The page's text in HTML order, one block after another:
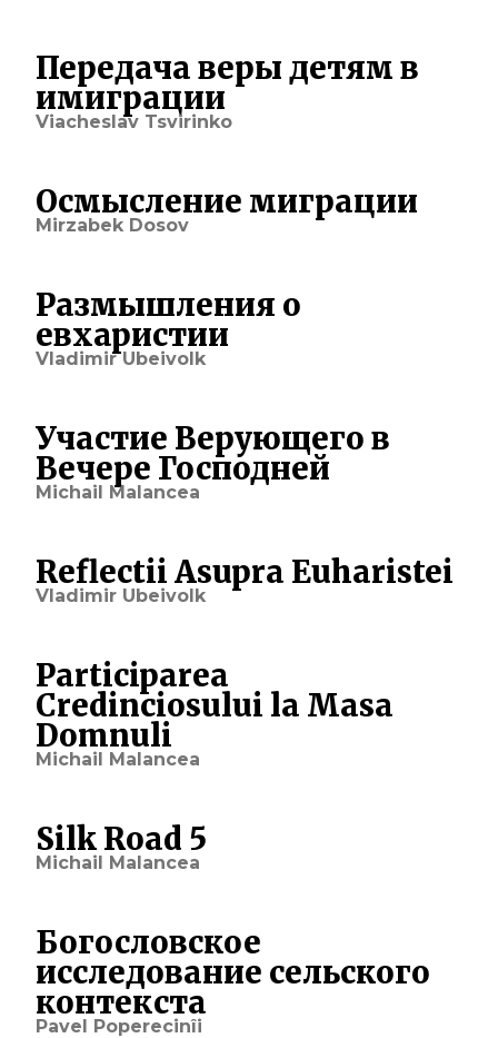
Передача веры детям в
имиграции
Viacheslav Tsvirinko
Осмысление миграции
Mirzabek Dosov
Размышления о
евхаристии
Vladimir Ubeivolk
Участие Верующего в
Вечере Господней
Michail Malancea
Reflectii Asupra Euharistei
Vladimir Ubeivolk
Participarea
Credinciosului la Masa
Domnuli
Michail Malancea
Silk Road 5
Michail Malancea
Богословское
исследование сельского
контекста
Pavel Poperecinîi